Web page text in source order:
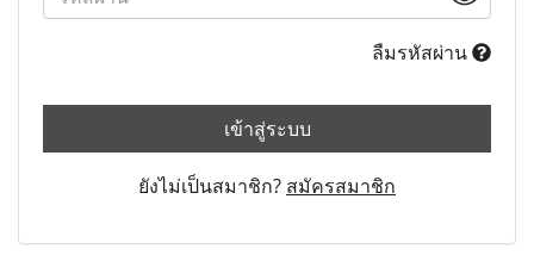
ลืมรหัสผ่าน
เข้าสู่ระบบ
ยังไม่เป็นสมาชิก? สมัครสมาชิก